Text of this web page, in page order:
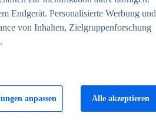
Endgerät. Personalisierte Werbung und
von Inhalten, Zielgruppenforschung
anpassen Alle akzeptieren